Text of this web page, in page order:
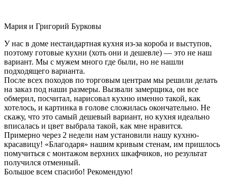
Мария и Григорий Бурковы
У нас в доме нестандартная кухня из-за короба и выступов,
поэтому готовые кухни (хоть они и дешевле) — это не наш
вариант. Мы с мужем много где были, но не нашли
подходящего варианта.
После всех походов по торговым центрам мы решили делать
на заказ под наши размеры. Вызвали замерщика, он все
обмерил, посчитал, нарисовал кухню именно такой, как
хотелось, и картинка в голове сложилась окончательно. Не
скажу, что это самый дешевый вариант, но кухня идеально
вписалась и цвет выбрала такой, как мне нравится.
Примерно через 2 недели нам установили нашу кухню-
красавицу! «Благодаря» нашим кривым стенам, им пришлось
помучиться с монтажом верхних шкафчиков, но результат
получился отменный.
Большое всем спасибо! Рекомендую!